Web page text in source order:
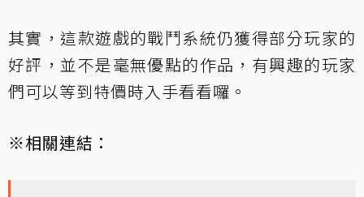
其實，這款遊戲的戰鬥系統仍獲得部分玩家的
好評，並不是毫無優點的作品，有興趣的玩家
們可以等到特價時入手看看囉。
※相關連結：